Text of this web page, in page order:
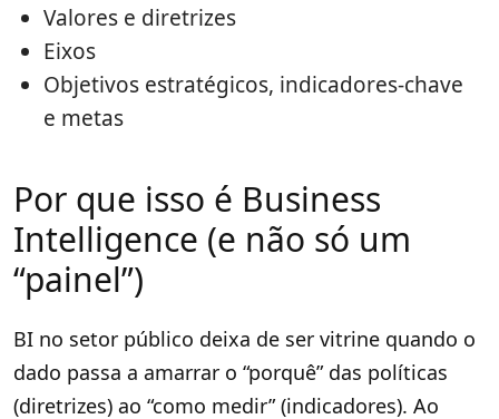
Valores e diretrizes
Eixos
Objetivos estratégicos, indicadores-chave
e metas
Por que isso é Business
Intelligence (e não só um
“painel”)
BI no setor público deixa de ser vitrine quando o
dado passa a amarrar o “porquê” das políticas
(diretrizes) ao “como medir” (indicadores). Ao